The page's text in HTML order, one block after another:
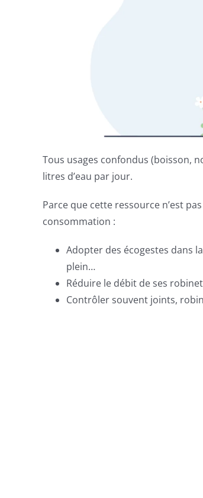
Tous usages confondus (boisson,
litres d’eau par jour.
Parce que cette ressource n’est
consommation :
Adopter des écogestes dans
plein…
Réduire le débit de ses
Contrôler souvent joints,